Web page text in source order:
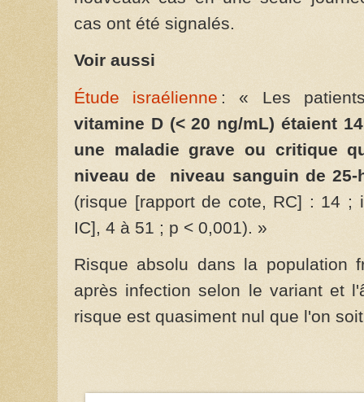
cas ont été signalés.
Voir aussi
Étude israélienne : « Les
vitamine D (< 20 ng/mL) étaient
une maladie grave ou critique
niveau de
niveau sanguin de
(risque [rapport de cote, RC] : 14
IC], 4 à 51 ; p < 0,001). »
Risque absolu dans la population
après infection selon le variant et
risque est quasiment nul que l'on